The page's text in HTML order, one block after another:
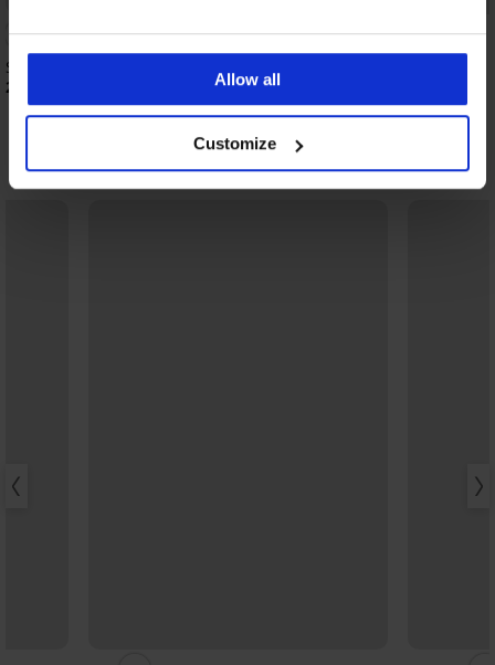
Allow all
Customize
Sport-Leggings ONLY Play Fold
25,99 €
Entdecken Sie ähnliche Stücke